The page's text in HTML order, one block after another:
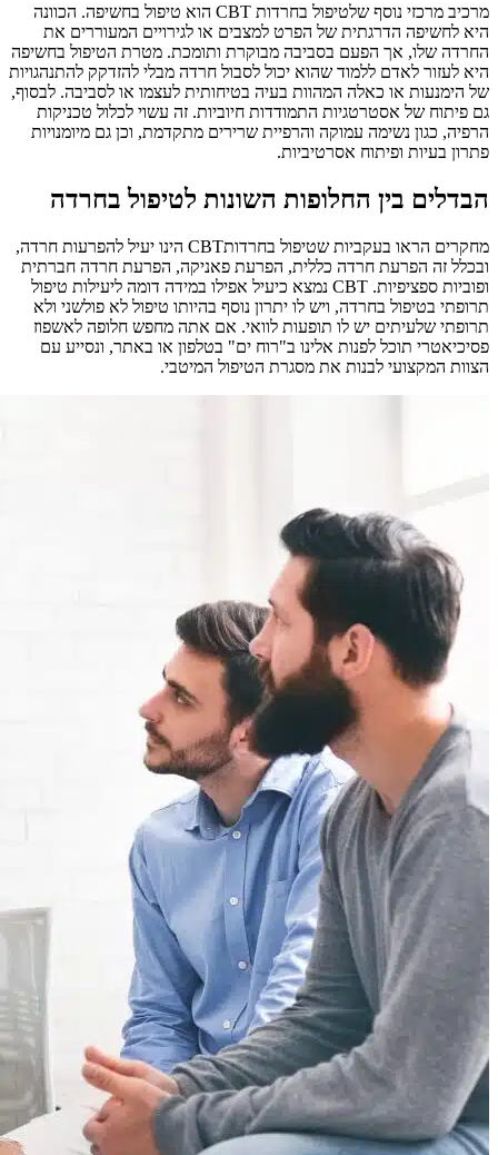
מרכיב מרכזי נוסף שלטיפול בחרדות CBT הוא טיפול בחשיפה. הכוונה
היא לחשיפה הדרגתית של הפרט למצבים או לגירויים המעוררים את
החרדה שלו, אך הפעם בסביבה מבוקרת ותומכת. מטרת הטיפול בחשיפה
היא לעזור לאדם ללמוד שהוא יכול לסבול חרדה מבלי להזדקק להתנהגויות
של הימנעות או כאלה המהוות בעיה בטיחותית לעצמו או לסביבה. לבסוף,
גם פיתוח של אסטרטגיות התמודדות חיוביות. זה עשוי לכלול טכניקות
הרפיה, כגון נשימה עמוקה והרפיית שרירים מתקדמת, וכן גם מיומנויות
פתרון בעיות ופיתוח אסרטיביות.
הבדלים בין החלופות השונות לטיפול בחרדה
מחקרים הראו בעקביות שטיפול בחרדותCBT הינו יעיל להפרעות חרדה,
ובכלל זה הפרעת חרדה כללית, הפרעת פאניקה, הפרעת חרדה חברתית
ופוביות ספציפיות. CBT נמצא כיעיל אפילו במידה דומה ליעילות טיפול
תרופתי בטיפול בחרדה, ויש לו יתרון נוסף בהיותו טיפול לא פולשני ולא
תרופתי שלעיתים יש לו תופעות לוואי. אם אתה מחפש חלופה לאשפוז
פסיכיאטרי תוכל לפנות אלינו ב"רוח ים" בטלפון או באתר, ונסייע עם
הצוות המקצועי לבנות את מסגרת הטיפול המיטבי.